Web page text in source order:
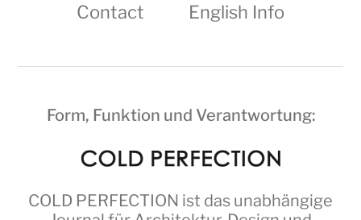
Contact
English Info
Form, Funktion und Verantwortung:
COLD PERFECTION ist das unabhängige